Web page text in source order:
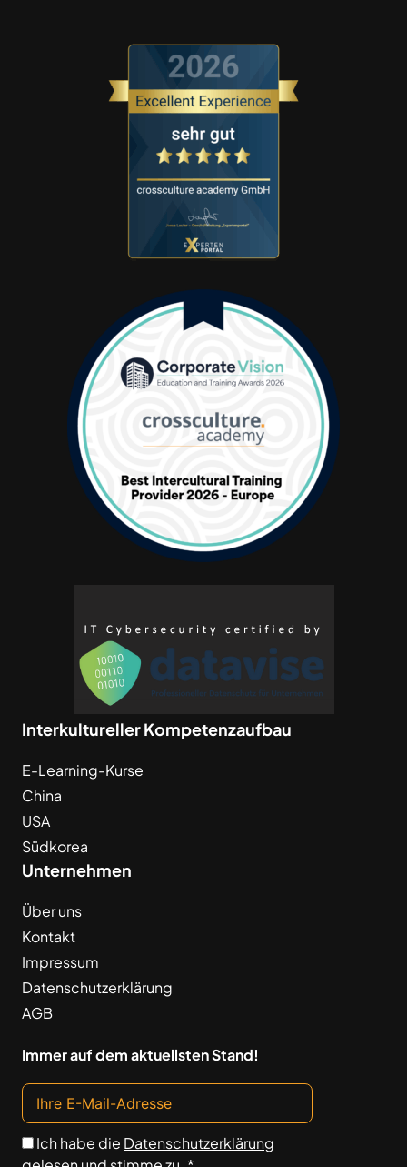
Interkultureller Kompetenzaufbau
E-Learning-Kurse
China
USA
Südkorea
Unternehmen
Über uns
Kontakt
Impressum
Datenschutzerklärung
AGB
Immer auf dem aktuellsten Stand!
Ich habe die Datenschutzerklärung